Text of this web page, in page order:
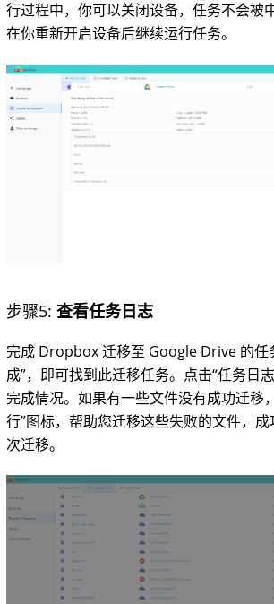
行过程中，你可以关闭设备，任务不会被
在你重新开启设备后继续运行任务。
步骤5: 查看任务日志
完成 Dropbox 迁移至 Google Drive 的任
成”，即可找到此迁移任务。点击“任务日
完成情况。如果有一些文件没有成功迁移
行”图标，帮助您迁移这些失败的文件，
次迁移。